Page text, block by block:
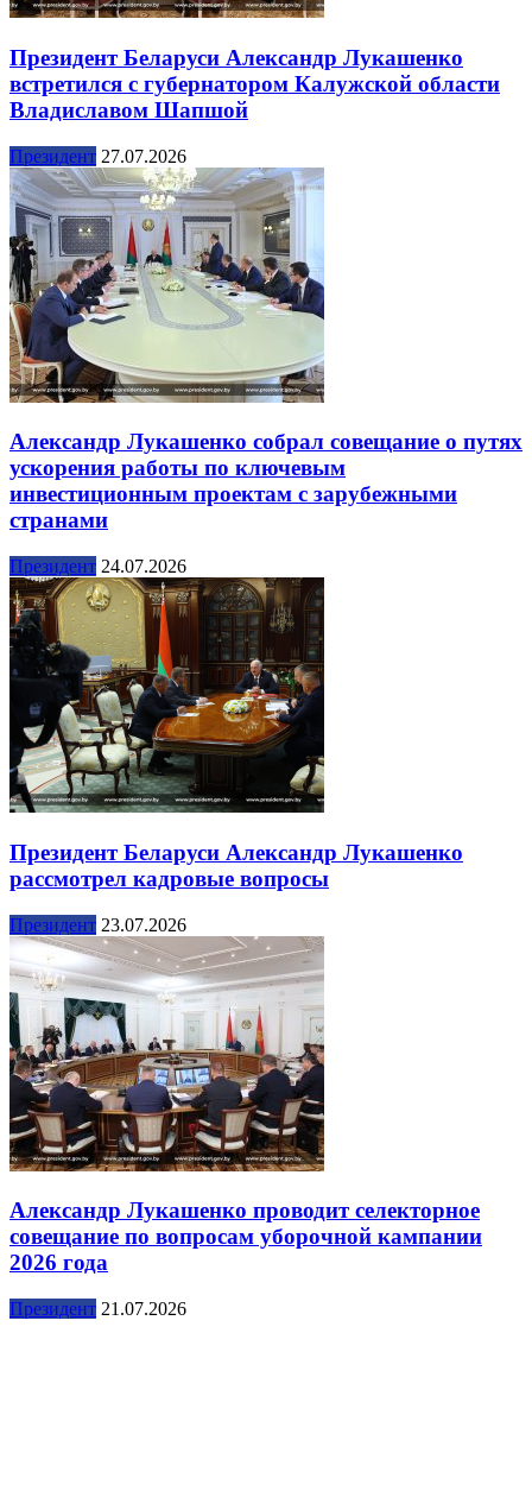
Президент Беларуси Александр Лукашенко
встретился с губернатором Калужской области
Владиславом Шапшой
Президент 27.07.2026
Александр Лукашенко собрал совещание о путях
ускорения работы по ключевым
инвестиционным проектам с зарубежными
странами
Президент 24.07.2026
Президент Беларуси Александр Лукашенко
рассмотрел кадровые вопросы
Президент 23.07.2026
Александр Лукашенко проводит селекторное
совещание по вопросам уборочной кампании
2026 года
Президент 21.07.2026